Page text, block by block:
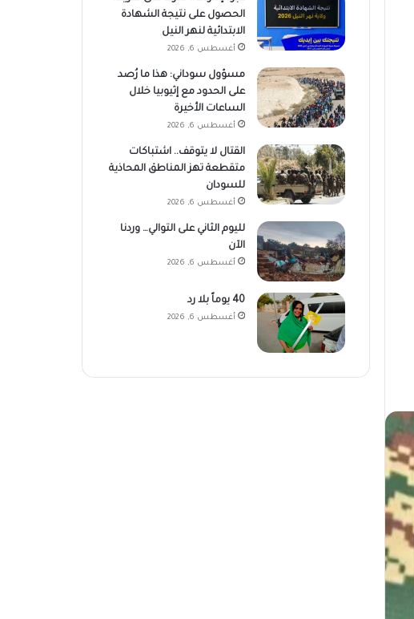
الحصول على نتيجة الشهادة
الابتدائية لنهر النيل
أغسطس 6, 2026
مسؤول سوداني: هذا ما رُصد
على الحدود مع إثيوبيا خلال
الساعات الأخيرة
أغسطس 6, 2026
القتال لا يتوقف.. اشتباكات
متقطعة تهز المناطق المحاذية
للسودان
أغسطس 6, 2026
لليوم الثاني على التوالي… وردنا
الآن
أغسطس 6, 2026
40 يوماً بلا رد
أغسطس 6, 2026